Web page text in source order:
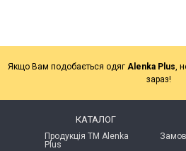
Якщо Вам подобається одяг Alenka Plus,
зараз!
КАТАЛОГ
Продукція ТМ Alenka
Plus